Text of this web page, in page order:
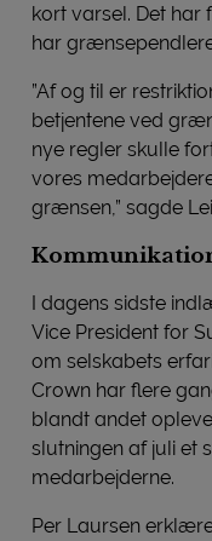
kort varsel. Det
har
”Af og til er
betjentene ved
nye regler skulle
vores
grænsen,” sagde
I dagens sidste
Vice President for
om selskabets
Crown har flere
blandt andet
slutningen af juli et
medarbejderne.
Per Laursen